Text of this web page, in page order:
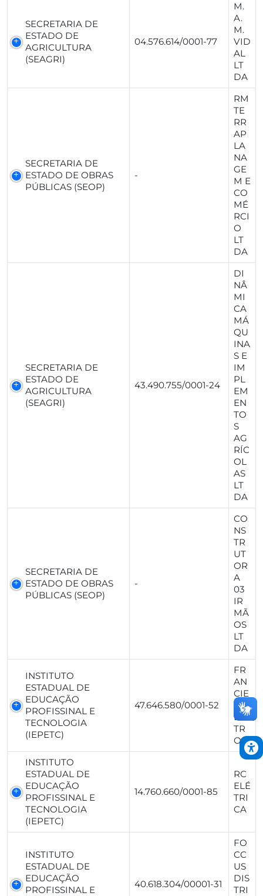
SECRETARIA DE
ESTADO DE
AGRICULTURA
(SEAGRI)
04.576.614/0001-77
M.
A.
M.
VID
AL
LT
DA
SECRETARIA DE
ESTADO DE OBRAS
PÚBLICAS (SEOP)
-
RM
TE
RR
AP
LA
NA
GE
M E
CO
MÉ
RCI
O
LT
DA
SECRETARIA DE
ESTADO DE
AGRICULTURA
(SEAGRI)
43.490.755/0001-24
DI
NÂ
MI
CA
MÁ
QU
INA
S E
IM
PL
EM
EN
TO
S
AG
RÍC
OL
AS
LT
DA
SECRETARIA DE
ESTADO DE OBRAS
PÚBLICAS (SEOP)
-
CO
NS
TR
UT
OR
A
03
IR
MÃ
OS
LT
DA
INSTITUTO
ESTADUAL DE
EDUCAÇÃO
PROFISSINAL E
TECNOLOGIA
(IEPETC)
47.646.580/0001-52
FR
AN
CIE
LE
ELE
TR
O
INSTITUTO
ESTADUAL DE
EDUCAÇÃO
PROFISSINAL E
TECNOLOGIA
(IEPETC)
14.760.660/0001-85
RC
ELÉ
TRI
CA
INSTITUTO
ESTADUAL DE
EDUCAÇÃO
PROFISSINAL E
40.618.304/00001-31
FO
CC
US
DIS
TRI